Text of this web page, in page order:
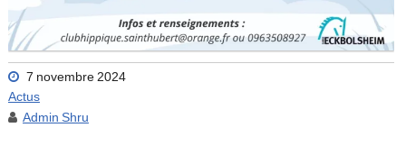
7 novembre 2024
Actus
Admin Shru